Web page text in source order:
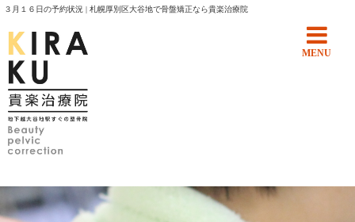
３月１６日の予約状況 | 札幌厚別区大谷地で骨盤矯正なら貴楽治療院
MENU